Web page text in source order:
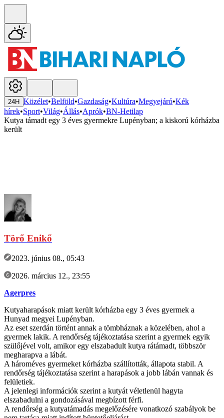
24H Közélet•Belföld•Gazdaság•Kultúra•Megyejáró•Kék
hírek•Sport•Világ•Állás•Aprók•BN-Hetilap
Kutya támadt egy 3 éves gyermekre Lupényban; a kiskorú kórházba
került
Törő Enikő
2023. június 08., 05:43
2026. március 12., 23:55
Agerpres
Kutyaharapások miatt került kórházba egy 3 éves gyermek a
Hunyad megyei Lupényban.
Az eset szerdán történt annak a tömbháznak a közelében, ahol a
gyermek lakik. A rendőrség tájékoztatása szerint a gyermek egyik
szülőjével volt, amikor egy elszabadult kutya rátámadt, többször
megharapva a lábát.
A hároméves gyermeket kórházba szállították, állapota stabil. A
rendőrség tájékoztatása szerint a harapások a jobb lábán vannak és
felületiek.
A jelenlegi információk szerint a kutyát véletlenül hagyta
elszabadulni a gondozásával megbízott férfi.
A rendőrség a kutyatámadás megelőzésére vonatkozó szabályok be